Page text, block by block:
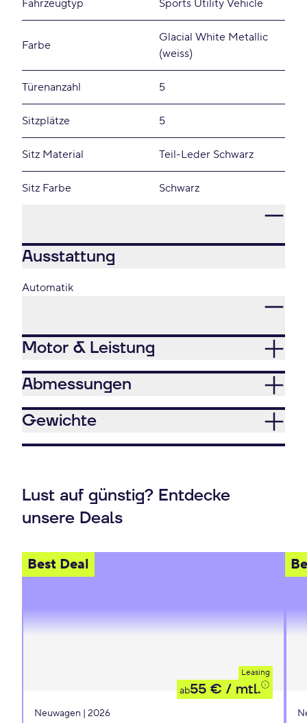
Fahrzeugtyp Sports Utility Vehicle
Farbe
Glacial White Metallic
(weiss)
Türenanzahl 5
Sitzplätze 5
Sitz Material Teil-Leder Schwarz
Sitz Farbe Schwarz
Ausstattung
Automatik
Motor & Leistung
Abmessungen
Gewichte
Lust auf günstig? Entdecke
unsere Deals
Best Deal
Leasing
ab55 € / mtl.
Neuwagen | 2026